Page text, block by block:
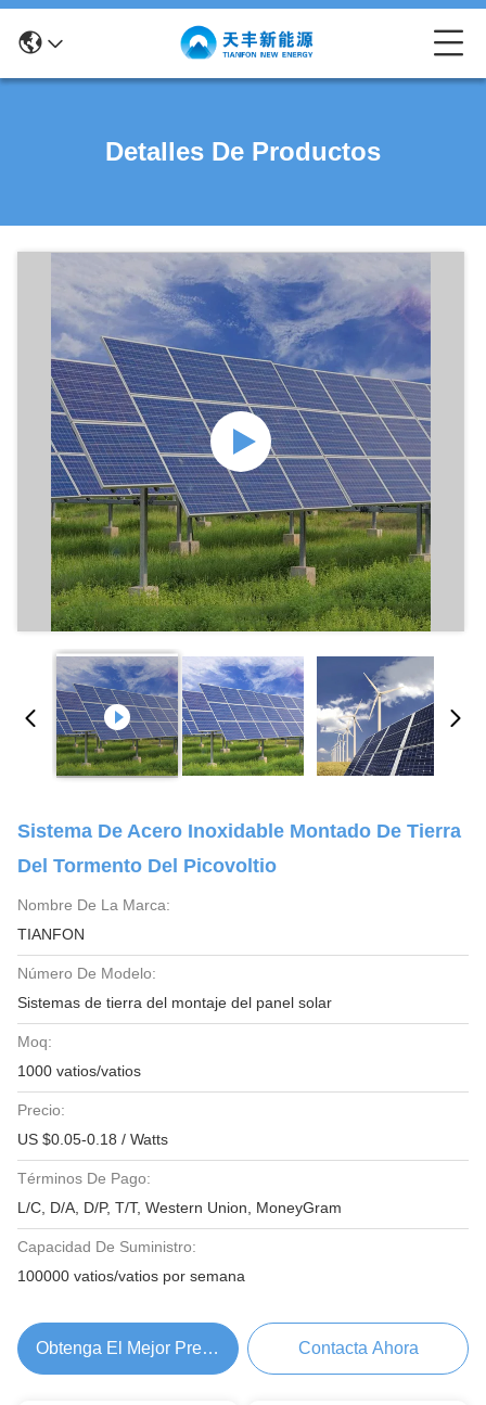
Detalles De Productos
Sistema De Acero Inoxidable Montado De Tierra
Del Tormento Del Picovoltio
Nombre De La Marca:
TIANFON
Número De Modelo:
Sistemas de tierra del montaje del panel solar
Moq:
1000 vatios/vatios
Precio:
US $0.05-0.18 / Watts
Términos De Pago:
L/C, D/A, D/P, T/T, Western Union, MoneyGram
Capacidad De Suministro:
100000 vatios/vatios por semana
Obtenga El Mejor Precio Contacta Ahora